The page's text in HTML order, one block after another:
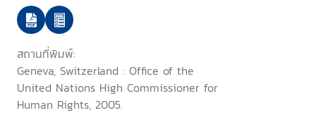
สถานที่พิมพ์:
Geneva, Switzerland : Office of the
United Nations High Commissioner for
Human Rights, 2005.